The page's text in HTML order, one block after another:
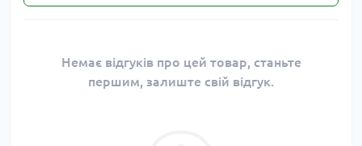
Немає відгуків про цей товар, станьте
першим, залиште свій відгук.